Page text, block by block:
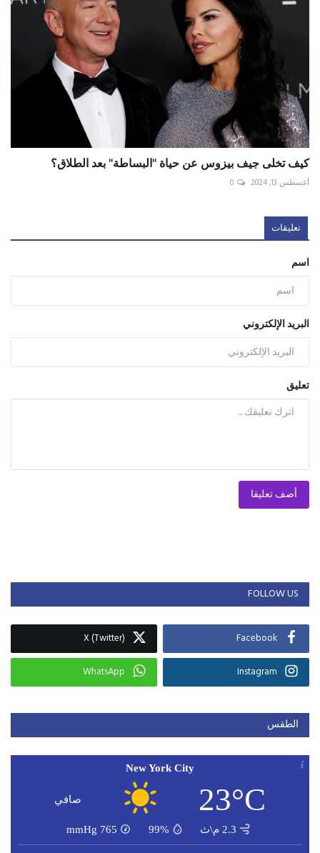
كيف تخلى جيف بيزوس عن حياة "البساطة" بعد الطلاق؟
أغسطس 13, 2024 0
تعليقات
اسم
البريد الإلكتروني
تعليق
أضف تعليقا
FOLLOW US
Facebook
X (Twitter)
Instagram
WhatsApp
الطقس
New York City
23°C صافي
2.3 م\ث 99%
765
mmHg